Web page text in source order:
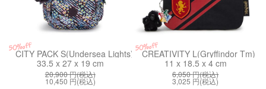
50%off
CITY PACK S(Undersea Lights)
33.5 x 27 x 19 cm
20,900円(税込)
10,450 円(税込)
50%off
CREATIVITY L(Gryffindor Tm)
11 x 18.5 x 4 cm
6,050円(税込)
3,025 円(税込)